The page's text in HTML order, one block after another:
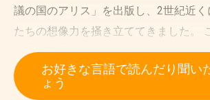
議の国のアリス」を出版し、2世紀近
たちの想像力を掻き立ててきました。
の中で際立っているのは、終わりのな
る風変わりなマッド・ハッターです。
しかし、マッド・ハッターは本当に狂
お好きな言語で読んだり聞い
ょう